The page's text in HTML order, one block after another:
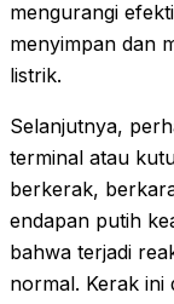
mengurangi
menyimpan dan
listrik.
Selanjutnya,
terminal atau
berkerak,
endapan putih
bahwa terjadi
normal. Kerak ini